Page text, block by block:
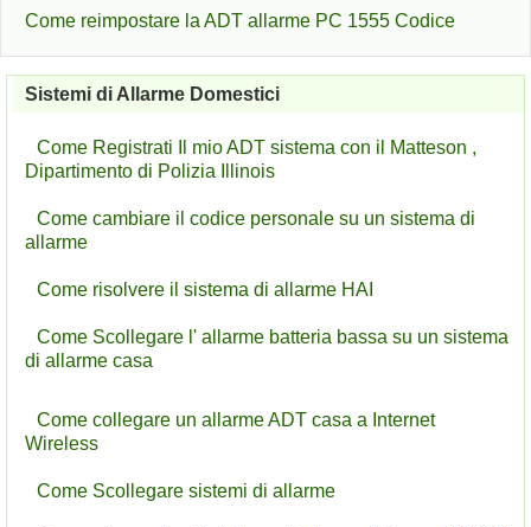
Come reimpostare la ADT allarme PC 1555 Codice
Sistemi di Allarme Domestici
Come Registrati Il mio ADT sistema con il Matteson ,
Dipartimento di Polizia Illinois
Come cambiare il codice personale su un sistema di
allarme
Come risolvere il sistema di allarme HAI
Come Scollegare l' allarme batteria bassa su un sistema
di allarme casa
Come collegare un allarme ADT casa a Internet
Wireless
Come Scollegare sistemi di allarme